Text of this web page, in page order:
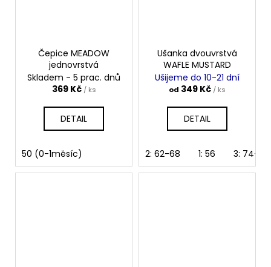
Čepice MEADOW
jednovrstvá
Skladem - 5 prac. dnů
369 Kč / ks
DETAIL
50 (0-1měsíc)
Ušanka dvouvrstvá
WAFLE MUSTARD
Ušijeme do 10-21 dní
od 349 Kč / ks
DETAIL
2: 62-68 1: 56 3: 74-80